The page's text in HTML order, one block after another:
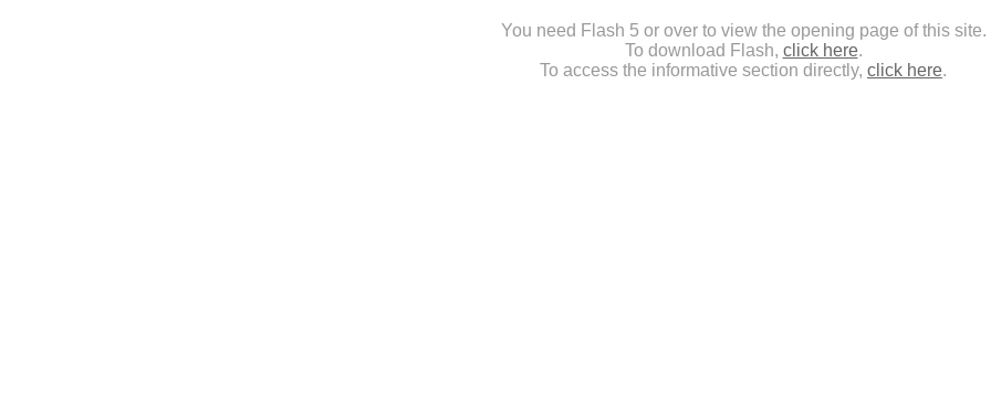
You need Flash 5 or over to view the opening page of this site.
To download Flash, click here.
To access the informative section directly, click here.